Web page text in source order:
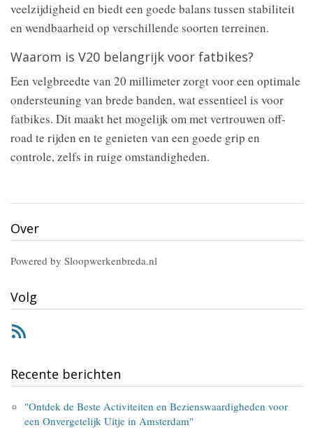
veelzijdigheid en biedt een goede balans tussen stabiliteit
en wendbaarheid op verschillende soorten terreinen.
Waarom is V20 belangrijk voor fatbikes?
Een velgbreedte van 20 millimeter zorgt voor een optimale
ondersteuning van brede banden, wat essentieel is voor
fatbikes. Dit maakt het mogelijk om met vertrouwen off-
road te rijden en te genieten van een goede grip en
controle, zelfs in ruige omstandigheden.
Over
Powered by Sloopwerkenbreda.nl
Volg
Recente berichten
"Ontdek de Beste Activiteiten en Bezienswaardigheden voor
een Onvergetelijk Uitje in Amsterdam"